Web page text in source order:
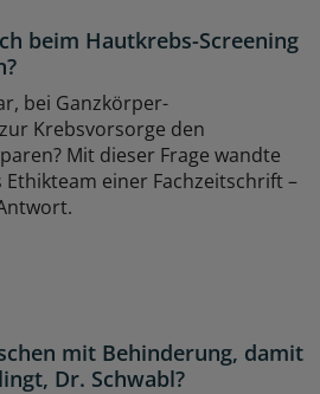
beim Hautkrebs-Screening
bei Ganzkörper-
Krebsvorsorge den
Mit dieser Frage wandte
Ethikteam einer Fachzeitschrift –
mit Behinderung, damit
Dr. Schwabl?